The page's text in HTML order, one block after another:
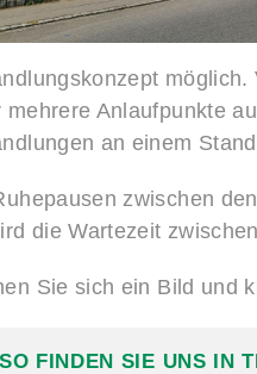
mehrere Anlaufpunkte
an einem
zwischen
die Wartezeit
Sie sich ein Bild und
SO FINDEN SIE UNS IN